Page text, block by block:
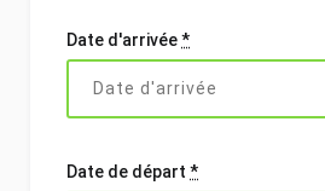
Date d'arrivée*
Date de départ *